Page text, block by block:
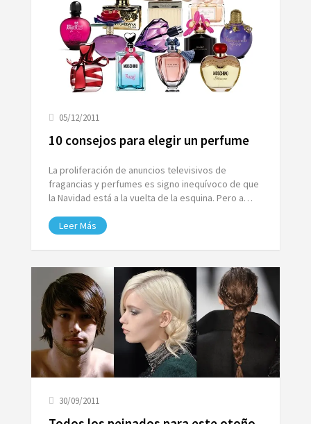
05/12/2011
10 consejos para elegir un perfume
La proliferación de anuncios televisivos de
fragancias y perfumes es signo inequívoco de que
la Navidad está a la vuelta de la esquina. Pero a…
Leer Más
30/09/2011